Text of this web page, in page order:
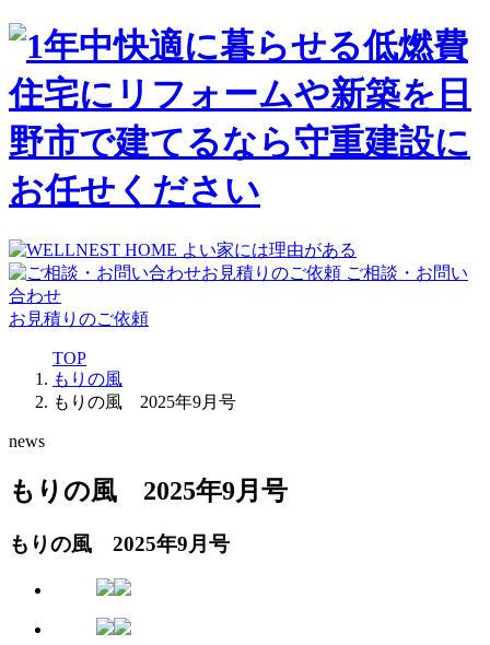
ご相談・お問い
合わせ
お見積りのご依頼
TOP
もりの風
もりの風 2025年9月号
news
もりの風 2025年9月号
もりの風 2025年9月号